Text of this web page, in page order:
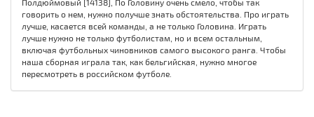
Полдюймовый [14138], По Головину очень смело, чтобы так
говорить о нем, нужно получше знать обстоятельства. Про играть
лучше, касается всей команды, а не только Головина. Играть
лучше нужно не только футболистам, но и всем остальным,
включая футбольных чиновников самого высокого ранга. Чтобы
наша сборная играла так, как бельгийская, нужно многое
пересмотреть в российском футболе.